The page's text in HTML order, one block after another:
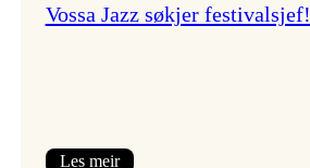
Vossa Jazz søkjer festivalsjef!
Les meir: